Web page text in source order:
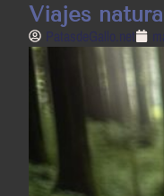
Viajes
PatasdeGallo .net